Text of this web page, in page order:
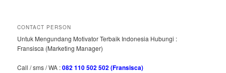
CONTACT PERSON
Untuk Mengundang Motivator Terbaik Indonesia Hubungi :
Fransisca (Marketing Manager)
Call / sms / WA :082 110 502 502 (Fransisca)